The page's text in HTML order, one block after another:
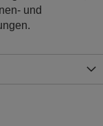
und